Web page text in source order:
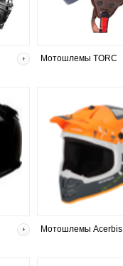
Мотошлемы TORC
Мотошлемы Acerbis